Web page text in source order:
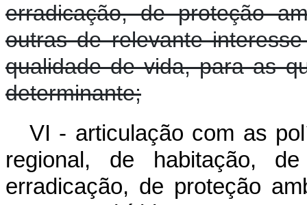
erradicação, de proteção
outras de relevante
qualidade de vida, para as
determinante;
VI - articulação com as
regional, de habitação,
erradicação, de proteção